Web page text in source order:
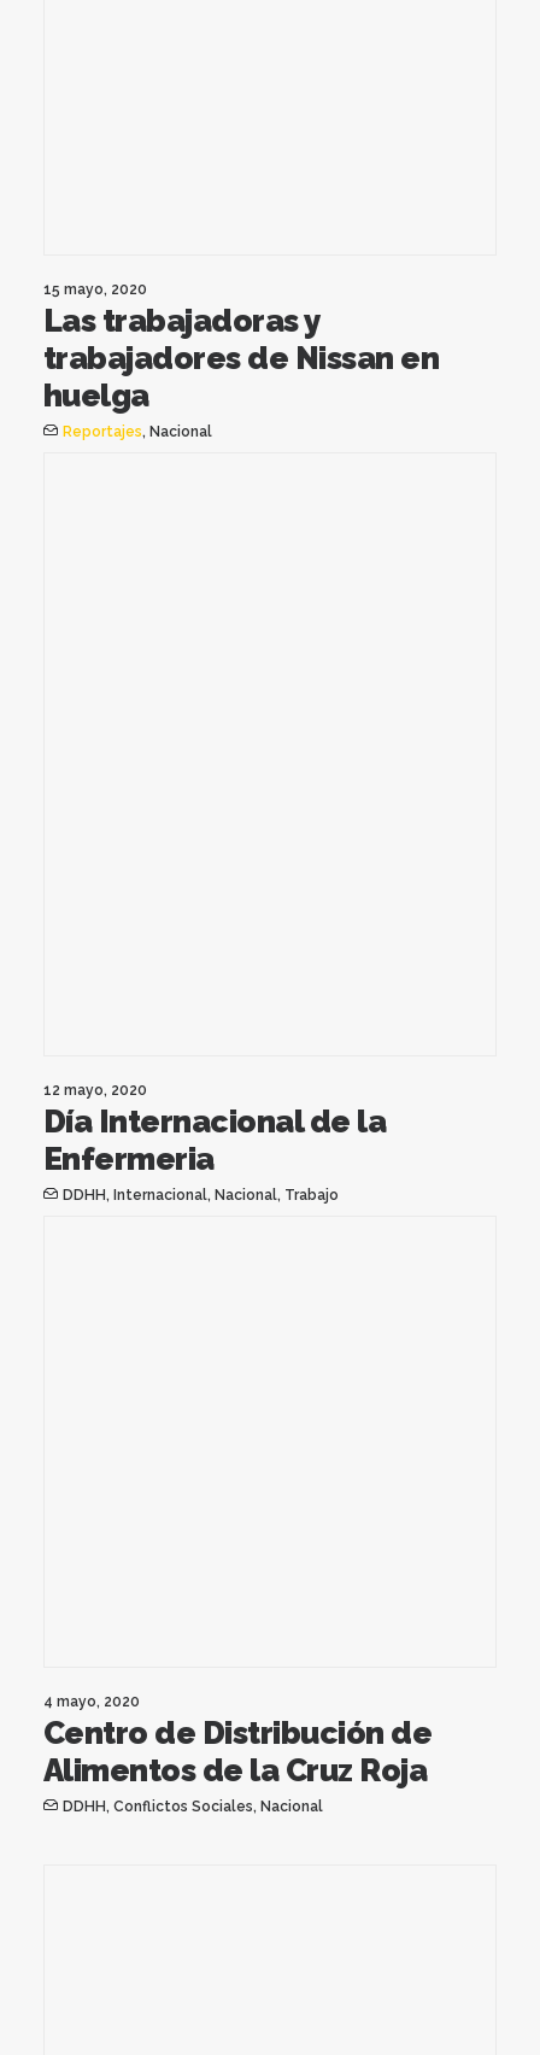
15 mayo, 2020
Las trabajadoras y
trabajadores de Nissan en
huelga
Reportajes, Nacional
12 mayo, 2020
Día Internacional de la
Enfermeria
DDHH, Internacional, Nacional, Trabajo
4 mayo, 2020
Centro de Distribución de
Alimentos de la Cruz Roja
DDHH, Conflictos Sociales, Nacional